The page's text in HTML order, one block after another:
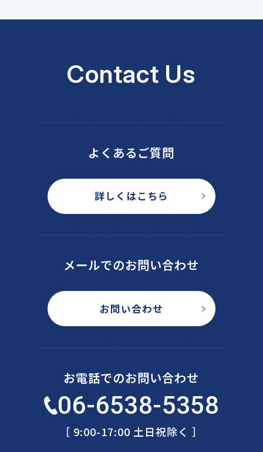
Contact Us
よくあるご質問
詳しくはこちら
メールでのお問い合わせ
お問い合わせ
お電話でのお問い合わせ
06-6538-5358
［ 9:00-17:00 土日祝除く ］